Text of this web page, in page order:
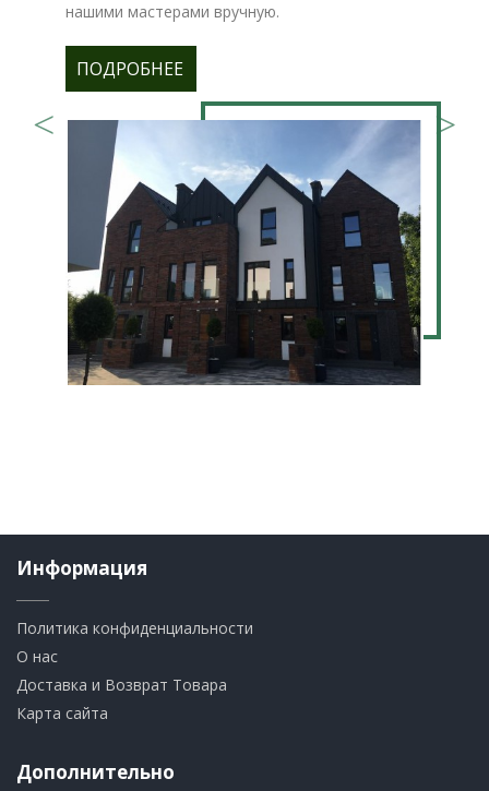
нашими мастерами вручную.
ПОДРОБНЕЕ
Информация
Политика конфиденциальности
О нас
Доставка и Возврат Товара
Карта сайта
Дополнительно